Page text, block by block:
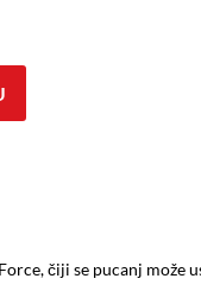
čiji se pucanj može